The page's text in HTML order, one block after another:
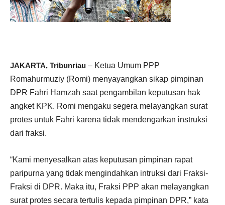
JAKARTA, Tribunriau – Ketua Umum PPP
Romahurmuziy (Romi) menyayangkan sikap pimpinan
DPR Fahri Hamzah saat pengambilan keputusan hak
angket KPK. Romi mengaku segera melayangkan surat
protes untuk Fahri karena tidak mendengarkan instruksi
dari fraksi.
“Kami menyesalkan atas keputusan pimpinan rapat
paripurna yang tidak mengindahkan intruksi dari Fraksi-
Fraksi di DPR. Maka itu, Fraksi PPP akan melayangkan
surat protes secara tertulis kepada pimpinan DPR,” kata